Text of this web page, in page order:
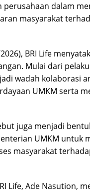
dalam
masyarakat
BRI Life
Mulai dari
wadah kolaborasi
UMKM serta
juga menjadi
UMKM untuk
masyarakat
Life, Ade Nasution,